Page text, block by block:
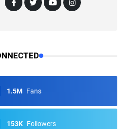
1.5M Fans
153K Followers